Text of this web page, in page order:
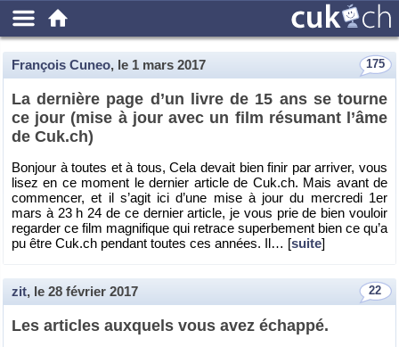
175
François Cuneo, le 1 mars 2017
La der­nière page d’un livre de 15 ans se tourne
ce jour (mise à jour avec un film ré­su­mant l’âme
de Cuk.​ch)
Bon­jour à toutes et à tous, Cela de­vait bien finir par ar­ri­ver, vous
lisez en ce mo­ment le der­nier ar­ticle de Cuk.​ch. Mais avant de
com­men­cer, et il s’agit ici d’une mise à jour du mer­credi 1er
mars à 23 h 24 de ce der­nier ar­ticle, je vous prie de bien vou­loir
re­gar­der ce film ma­gni­fique qui re­trace su­per­be­ment bien ce qu’a
pu être Cuk.​ch pen­dant toutes ces an­nées. Il… [suite]
22
zit, le 28 février 2017
Les ar­ticles aux­quels vous avez échappé.